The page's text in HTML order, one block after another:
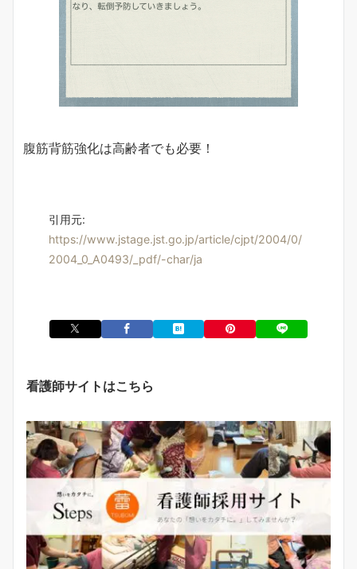
腹筋背筋強化は高齢者でも必要！
引用元:
https://www.jstage.jst.go.jp/article/cjpt/2004/0/
2004_0_A0493/_pdf/-char/ja
看護師サイトはこちら